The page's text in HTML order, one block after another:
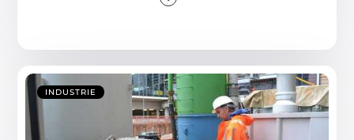
INDUSTRIE